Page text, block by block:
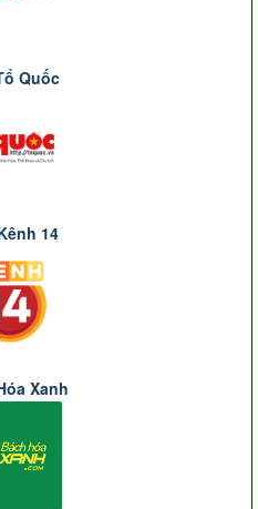
Quốc
14
Xanh